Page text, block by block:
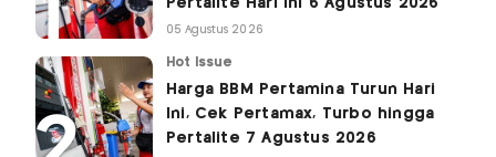
05 Agustus 2026
Hot Issue
Harga BBM Pertamina Turun Hari
Ini, Cek Pertamax, Turbo hingga
Pertalite 7 Agustus 2026